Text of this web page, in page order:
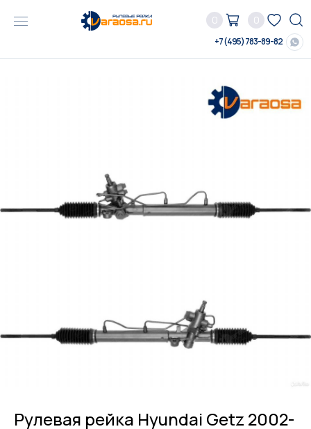
0 0
+7 (495) 783-89-82
Рулевая рейка Hyundai Getz 2002-